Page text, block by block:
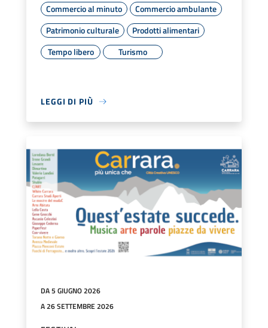
Commercio al minuto
Commercio ambulante
Patrimonio culturale
Prodotti alimentari
Tempo libero
Turismo
LEGGI DI PIÙ
DA 5 GIUGNO 2026
A 26 SETTEMBRE 2026